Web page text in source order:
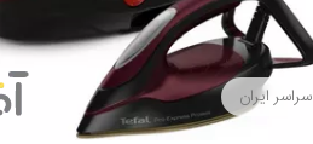
سراسر ایران